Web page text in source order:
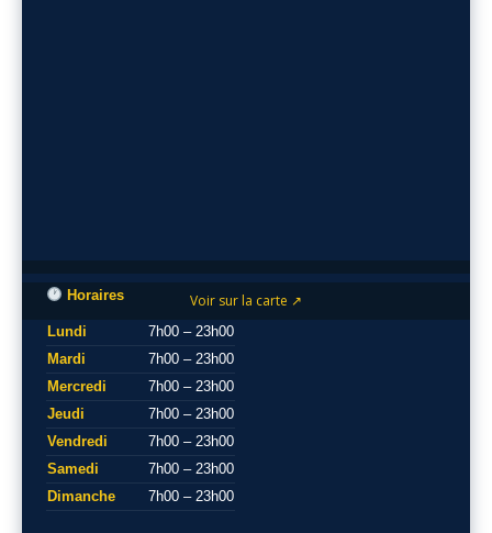
Voir sur la carte ↗
Horaires
Lundi
7h00 – 23h00
Mardi
7h00 – 23h00
Mercredi
7h00 – 23h00
Jeudi
7h00 – 23h00
Vendredi
7h00 – 23h00
Samedi
7h00 – 23h00
Dimanche
7h00 – 23h00